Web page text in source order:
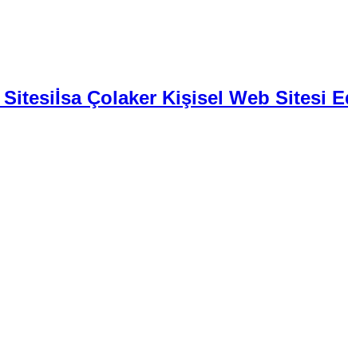
İsa Çolaker Kişisel Web Sitesi